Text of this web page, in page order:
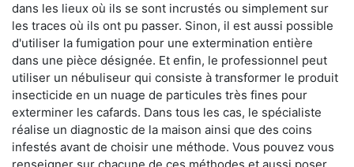
dans les lieux où ils se sont incrustés ou simplement sur
les traces où ils ont pu passer. Sinon, il est aussi possible
d'utiliser la fumigation pour une extermination entière
dans une pièce désignée. Et enfin, le professionnel peut
utiliser un nébuliseur qui consiste à transformer le produit
insecticide en un nuage de particules très fines pour
exterminer les cafards. Dans tous les cas, le spécialiste
réalise un diagnostic de la maison ainsi que des coins
infestés avant de choisir une méthode. Vous pouvez vous